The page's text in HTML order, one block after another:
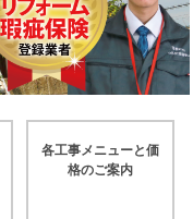
各工事メニューと価
格のご案内